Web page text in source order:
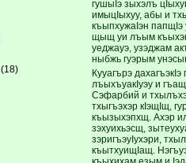
(18)
гушыIэ зыхэлъ
имыцIыхуу, абы и
къыпхужаIэн папщIэ
щыщ уи лъым
уеджауэ, узэджам
ныбжь гуэрым
Кууагърэ
лъыхъуакIуэу и
Сэфарбий и
тхыгъэхэр кIэщIщ,
къызыхэпхщ. Ахэр
зэхуихьэсщ,
зэригъэуIухэри,
къытхуищIащ.